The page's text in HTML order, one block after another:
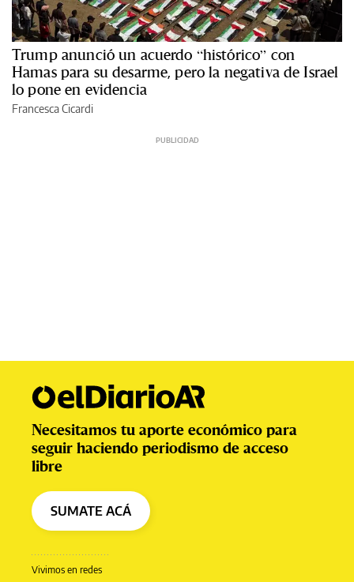
Trump anunció un acuerdo “histórico” con
Hamas para su desarme, pero la negativa de Israel
lo pone en evidencia
Francesca Cicardi
Vivimos en redes
Necesitamos tu aporte económico para
seguir haciendo periodismo de acceso
libre
SUMATE ACÁ